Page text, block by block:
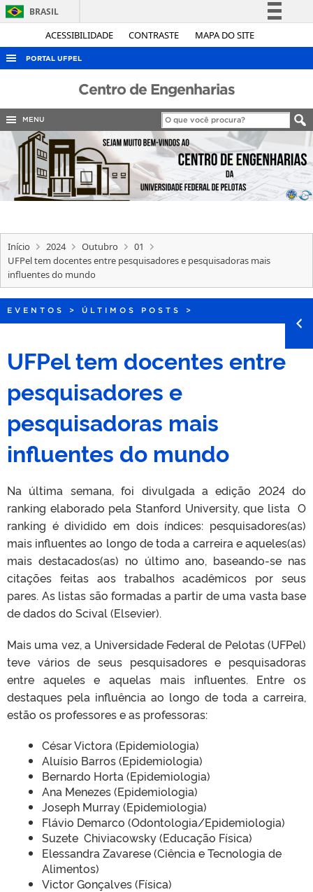
ACESSIBILIDADE CONTRASTE MAPA DO SITE
BRASIL
Simplifique!
Acesso à informação
Legislação
Canais
PORTAL UFPEL
COBALTO
CONCURSOS
EDITAIS
INTERNACIONAL
PORTARIAS
TELEFONES
Centro de Engenharias
MENU
Início 2024 Outubro
01
UFPel tem docentes entre pesquisadores e pesquisadoras mais
influentes do mundo
EVENTOS > ÚLTIMOS POSTS >
UFPel tem docentes entre
pesquisadores e
pesquisadoras mais
influentes do mundo
Na última semana, foi divulgada a edição 2024 do
ranking elaborado pela Stanford University, que lista O
ranking é dividido em dois índices: pesquisadores(as)
mais influentes ao longo de toda a carreira e aqueles(as)
mais destacados(as) no último ano, baseando-se nas
citações feitas aos trabalhos acadêmicos por seus
pares. As listas são formadas a partir de uma vasta base
de dados do Scival (Elsevier).
Mais uma vez, a Universidade Federal de Pelotas (UFPel)
teve vários de seus pesquisadores e pesquisadoras
entre aqueles e aquelas mais influentes. Entre os
destaques pela influência ao longo de toda a carreira,
estão os professores e as professoras:
César Victora (Epidemiologia)
Aluísio Barros (Epidemiologia)
Bernardo Horta (Epidemiologia)
Ana Menezes (Epidemiologia)
Joseph Murray (Epidemiologia)
Flávio Demarco (Odontologia/Epidemiologia)
Suzete Chiviacowsky (Educação Física)
Elessandra Zavarese (Ciência e Tecnologia de
Alimentos)
Victor Gonçalves (Física)